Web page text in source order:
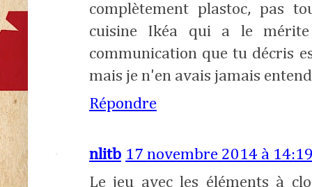
complètement plastoc, pas
cuisine Ikéa qui a le
communication que tu décris
mais je n'en avais jamais
Répondre
nlitb 17 novembre 2014 à
Le jeu avec les éléments à